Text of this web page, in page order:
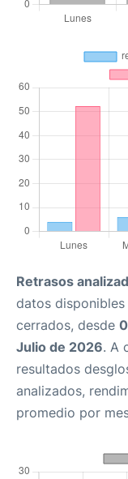
Retrasos
datos
cerrados, desde
Julio de 2026. A
resultados
analizados,
promedio por